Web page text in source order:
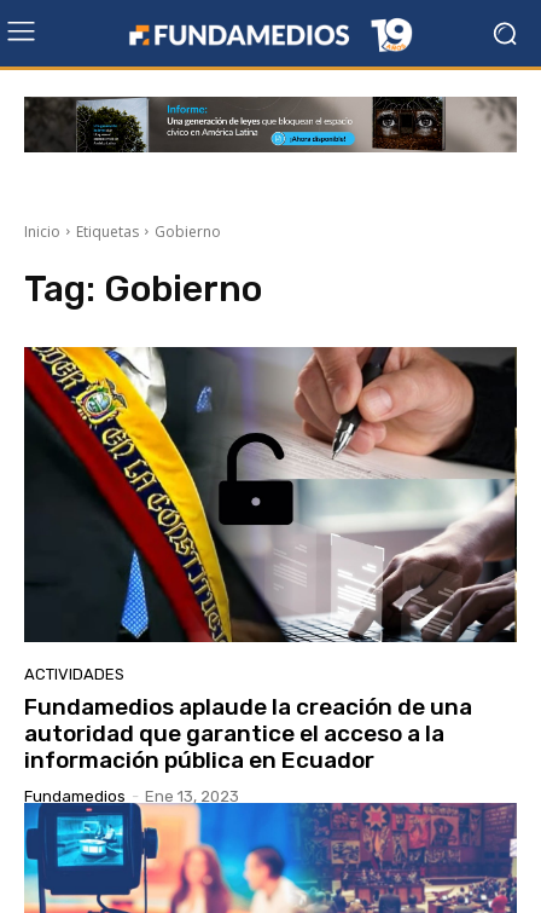
Inicio Etiquetas Gobierno
Tag: Gobierno
ACTIVIDADES
Fundamedios aplaude la creación de una
autoridad que garantice el acceso a la
información pública en Ecuador
Fundamedios - Ene 13, 2023